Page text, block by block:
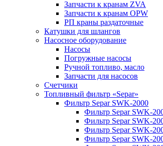
Запчасти к кранам ZVA
Запчасти к кранам OPW
РП краны раздаточные
Катушки для шлангов
Насосное оборудование
Насосы
Погружные насосы
Ручной топливо, масло
Запчасти для насосов
Счетчики
Топливный фильтр «Separ»
Фильтр Separ SWK-2000
Фильтр Separ SWK-
Фильтр Separ SWK-
Фильтр Separ SWK-
Фильтр Separ SWK-